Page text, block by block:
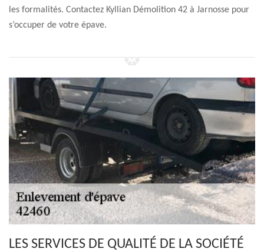
les formalités. Contactez Kyllian Démolition 42 à Jarnosse pour
s’occuper de votre épave.
LES SERVICES DE QUALITÉ DE LA SOCIÉTÉ